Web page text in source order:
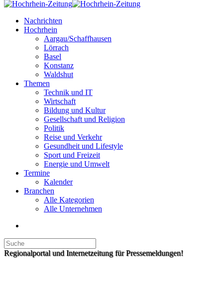
Nachrichten
Hochrhein
Aargau/Schaffhausen
Lörrach
Basel
Konstanz
Waldshut
Themen
Technik und IT
Wirtschaft
Bildung und Kultur
Gesellschaft und Religion
Politik
Reise und Verkehr
Gesundheit und Lifestyle
Sport und Freizeit
Energie und Umwelt
Termine
Kalender
Branchen
Alle Kategorien
Alle Unternehmen
Regionalportal und Internetzeitung für Pressemeldungen!